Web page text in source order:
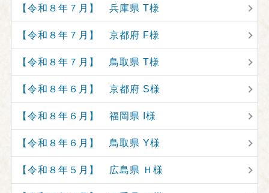
【令和８年７月】 兵庫県 T様
【令和８年７月】 京都府 F様
【令和８年７月】 鳥取県 T様
【令和８年６月】 京都府 S様
【令和８年６月】 福岡県 I様
【令和８年６月】 鳥取県 Y様
【令和８年５月】 広島県 Ｈ様